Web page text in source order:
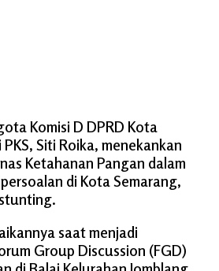
Komisi D DPRD Kota
Siti Roika, menekankan
Ketahanan Pangan dalam
di Kota Semarang,
saat menjadi
Group Discussion (FGD)